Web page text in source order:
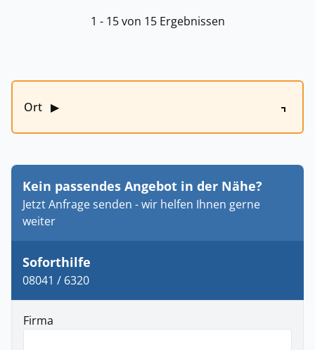
1 - 15 von 15 Ergebnissen
Ort ▶
Kein passendes Angebot in der Nähe?
Jetzt Anfrage senden - wir helfen Ihnen gerne
weiter
Soforthilfe
08041 / 6320
Firma